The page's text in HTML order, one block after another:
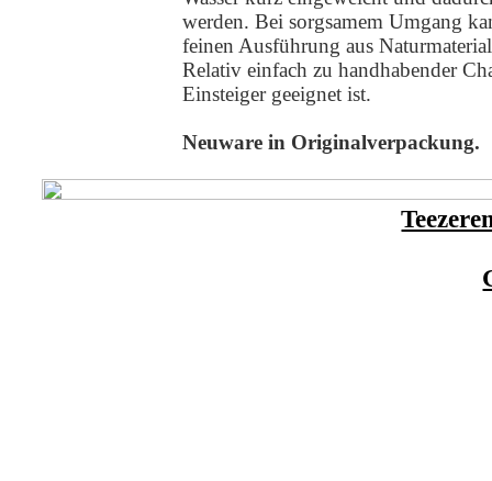
werden. Bei sorgsamem Umgang
feinen Ausführung aus
Relativ einfach zu handhabender
Einsteiger geeignet ist.
Neuware in Originalverpackung.